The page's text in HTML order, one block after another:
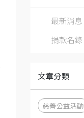
最新消息
捐款名錄
文章分類
慈善公益活動